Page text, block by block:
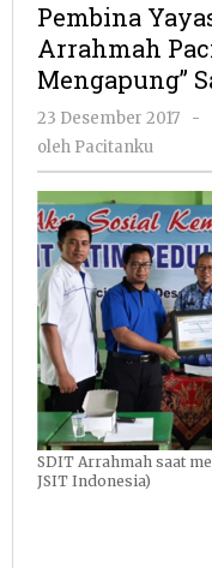
Pembina
Arrahmah
Mengapung”
23 Desember 2017 -
oleh Pacitanku
SDIT Arrahmah saat
JSIT Indonesia)